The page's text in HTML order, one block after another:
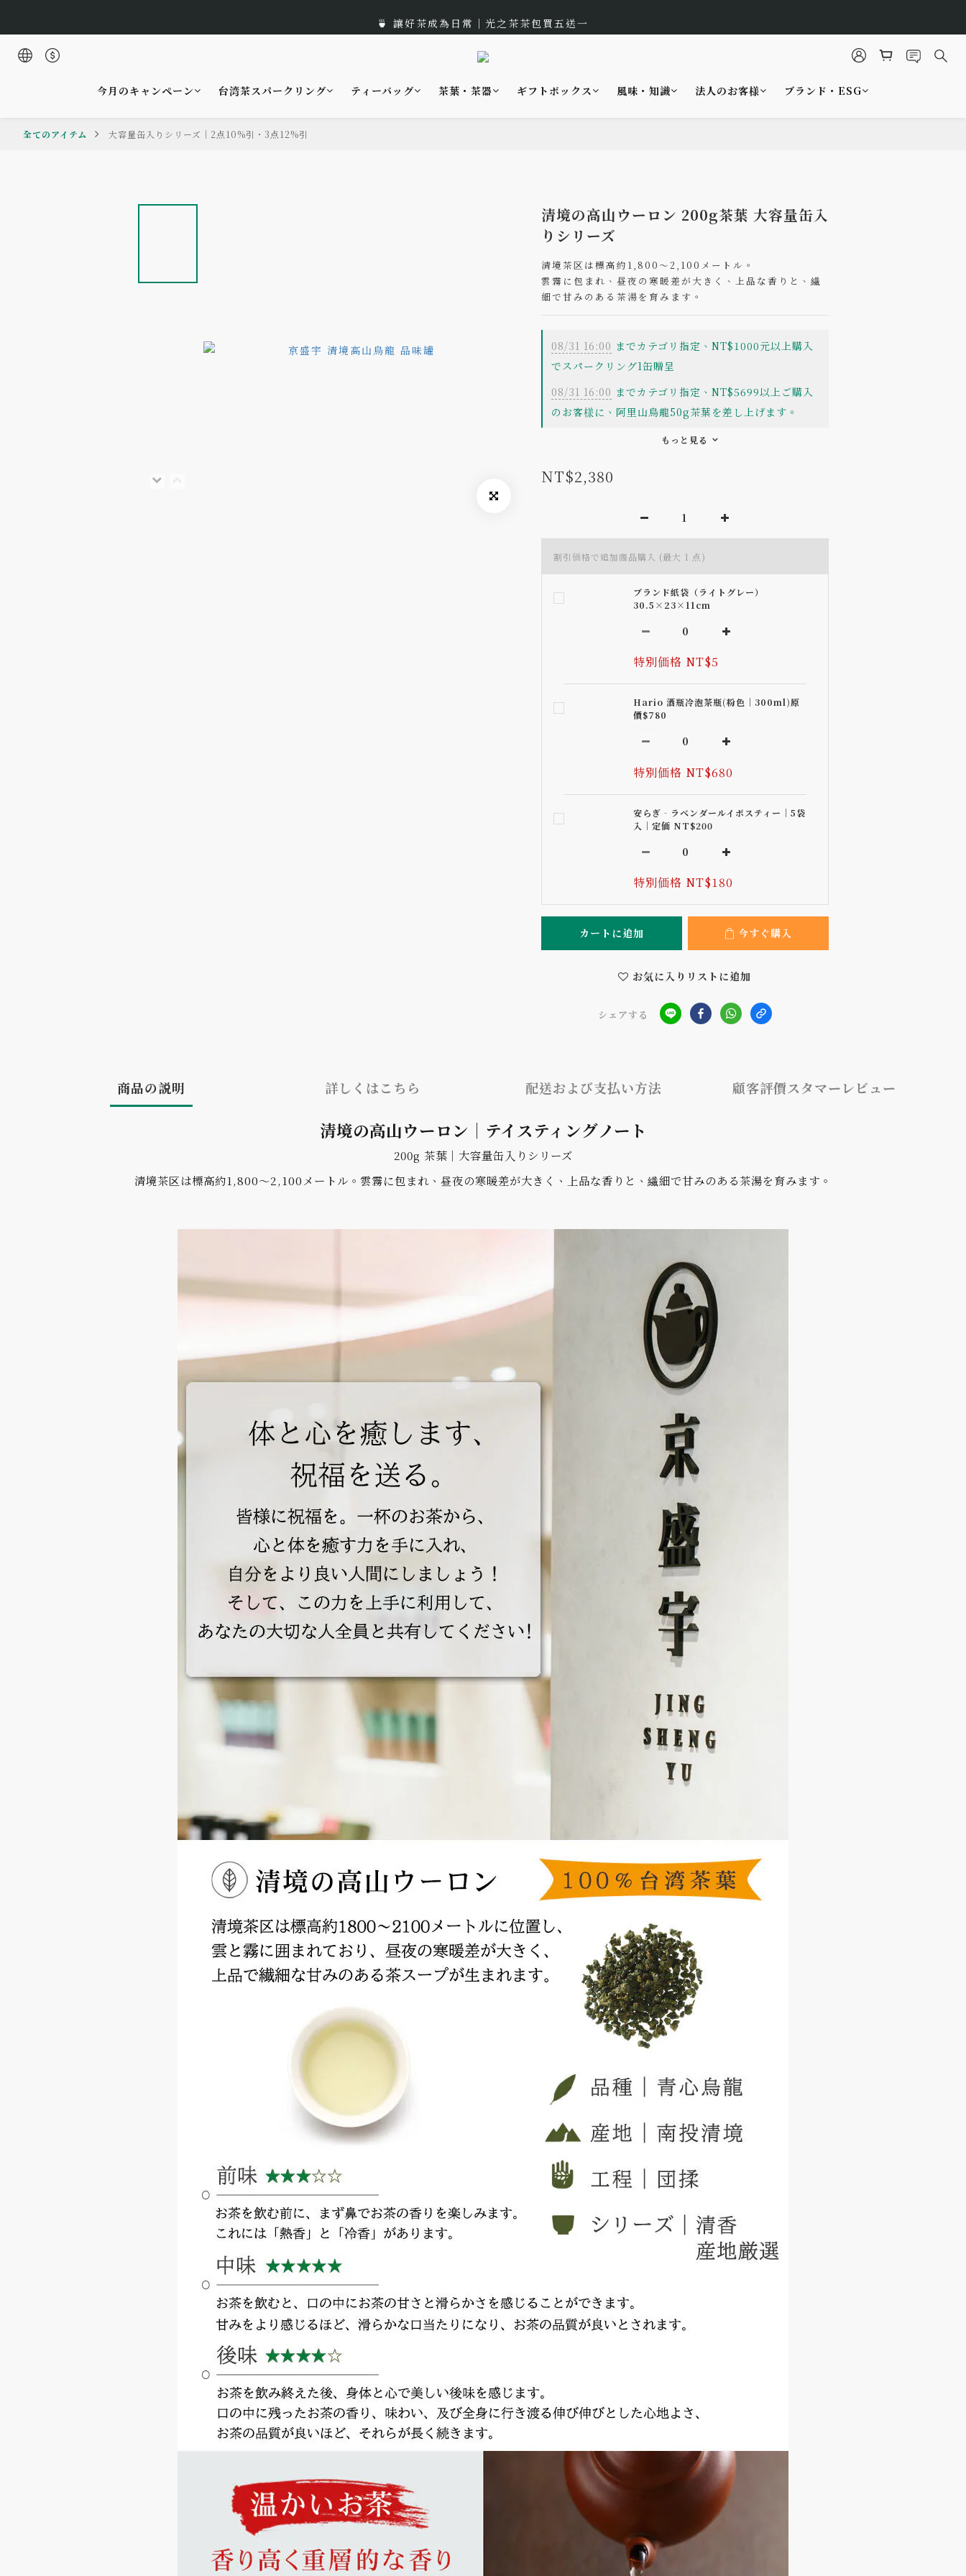
🎁 Moon Festival｜Gift Box Recommend
🍵 讓好茶成為日常｜光之茶茶包買五送一
🌟 全新風味上市｜《台灣武夷雙星》
🎁 Moon Festival｜Gift Box Recommend
今月のキャンペーン 台湾茶スパークリング ティーバッグ 茶葉・茶器 ギフトボックス 風味・知識 法人のお客様 ブランド・ESG
全てのアイテム 大容量缶入りシリーズ｜2点10%引・3点12%引
清境の高山ウーロン 200g茶葉 大容量缶入
りシリーズ
清境茶区は標高約1,800〜2,100メートル。
雲霧に包まれ、昼夜の寒暖差が大きく、上品な香りと、繊
細で甘みのある茶湯を育みます。
08/31 16:00 までカテゴリ指定、NT$1000元以上購入
でスパークリング1缶贈呈
08/31 16:00 までカテゴリ指定、NT$5699以上ご購入
のお客様に、阿里山烏龍50g茶葉を差し上げます。
もっと見る
NT$2,380
割引価格で追加商品購入 (最大 1 点)
ブランド紙袋（ライトグレー）
30.5×23×11cm
特別価格 NT$5
Hario 酒瓶冷泡茶瓶(粉色｜300ml)原
價$780
特別価格 NT$680
安らぎ‐ラベンダールイボスティー｜5袋
入｜定価 NT$200
特別価格 NT$180
カートに追加 今すぐ購入
お気に入りリストに追加
シェアする
商品の説明 詳しくはこちら 配送および支払い方法 顧客評價スタマーレビュー
清境の高山ウーロン｜テイスティングノート
200g 茶葉｜大容量缶入りシリーズ
清境茶区は標高約1,800〜2,100メートル。雲霧に包まれ、昼夜の寒暖差が大きく、上品な香りと、繊細で甘みのある茶湯を育みます。